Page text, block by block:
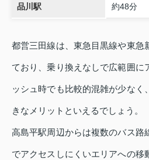
品川駅 約48分
都営三田線は、東急目黒線や東急
ており、乗り換えなしで広範囲に
ッシュ時でも比較的混雑が少なく
きなメリットといえるでしょう。
高島平駅周辺からは複数のバス路
でアクセスしにくいエリアへの移